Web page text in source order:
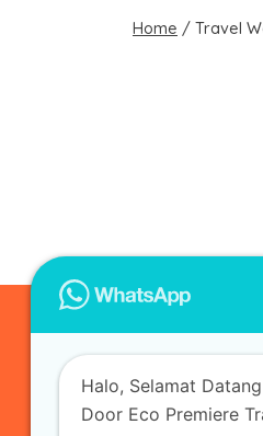
Home / Travel
Halo, Selamat
Door Eco Premiere